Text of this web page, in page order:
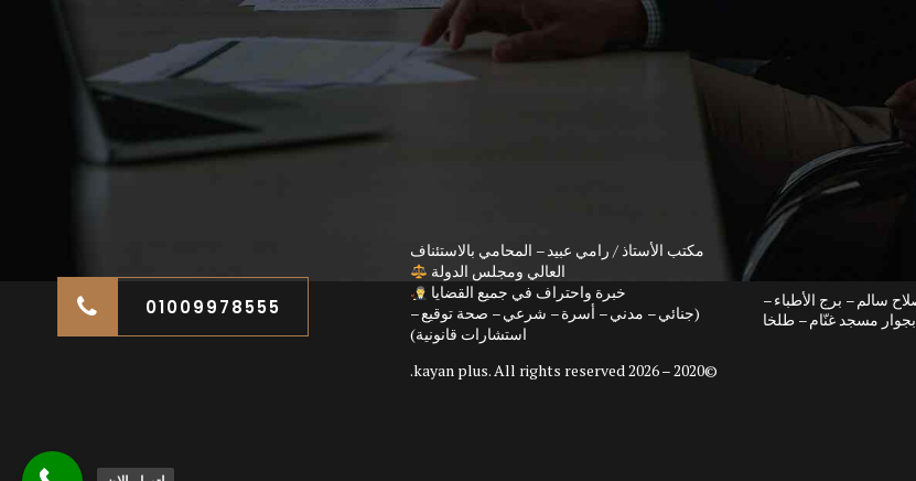
سالم – برج الأطباء –
بجوار مسجد غنّام – طلخا
مكتب الأستاذ / رامي عبيد – المحامي بالاستئناف
العالي ومجلس الدولة
خبرة واحتراف في جميع القضايا
(جنائي – مدني – أسرة – شرعي – صحة توقيع –
استشارات قانونية)
©2020 – 2026
kayan plus. All rights reserved.
01009978555